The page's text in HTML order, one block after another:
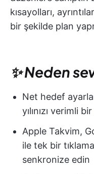
kısayolları,
bir şekilde plan
✨ Neden
Net hedef
yılınızı verimli
Apple Takvim,
ile tek bir
senkronize edin